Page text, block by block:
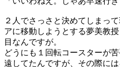
２人でさっさと決めてしまっ
アに移動しようとする夢美教
目なんですが。
どうにも１回転コースターが
遠してたんですが、その際に